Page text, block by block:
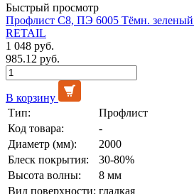
Быстрый просмотр
Профлист С8, ПЭ 6005 Тёмн.
RETAIL
1 048 руб.
985.12 руб.
В корзину
Тип:
Профлист
Код товара:
-
Диаметр (мм):
2000
Блеск покрытия:
30-80%
Высота волны:
8 мм
Вид поверхности: гладкая